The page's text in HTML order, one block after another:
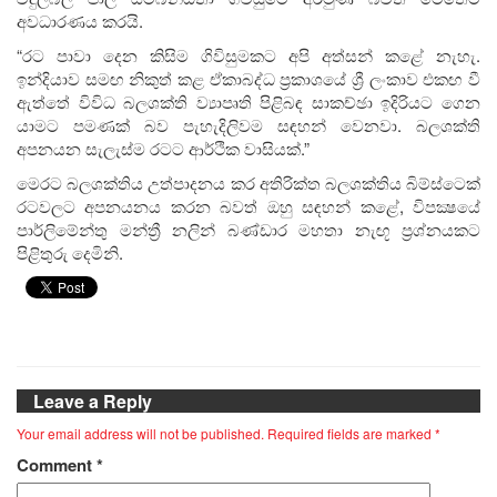
අවධාරණය කරයි.
“රට පාවා දෙන කිසිම ගිවිසුමකට අපි අත්සන් කළේ නැහැ.
ඉන්දියාව සමඟ නිකුත් කළ ඒකාබද්ධ ප්‍රකාශයේ ශ්‍රී ලංකාව එකඟ වී
ඇත්තේ විවිධ බලශක්ති ව්‍යාපෘති පිළිබඳ සාකච්ඡා ඉදිරියට ගෙන
යාමට පමණක් බව පැහැදිලිවම සඳහන් වෙනවා. බලශක්ති
අපනයන සැලැස්ම රටට ආර්ථික වාසියක්.”
මෙරට බලශක්තිය උත්පාදනය කර අතිරික්ත බලශක්තිය බිම්ස්ටෙක්
රටවලට අපනයනය කරන බවත් ඔහු සඳහන් කළේ, විපක්‍ෂයේ
පාර්ලිමේන්තු මන්ත්‍රී නලින් බණ්ඩාර මහතා නැඟූ ප්‍රශ්නයකට
පිළිතුරු දෙමිනි.
Leave a Reply
Your email address will not be published. Required fields are marked *
Comment*